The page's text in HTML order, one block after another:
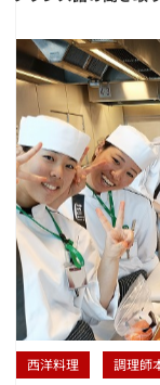
西洋料理 調理師